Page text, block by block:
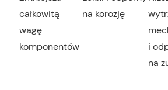
całkowitą
wagę
komponentów
na korozję
i
na